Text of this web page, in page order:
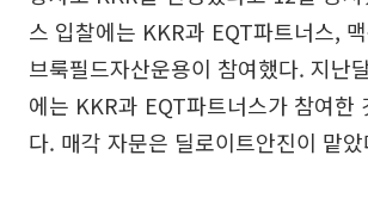
스 입찰에는 KKR과 EQT파트너스,
브룩필드자산운용이 참여했다. 지난
에는 KKR과 EQT파트너스가 참여한
다. 매각 자문은 딜로이트안진이 맡